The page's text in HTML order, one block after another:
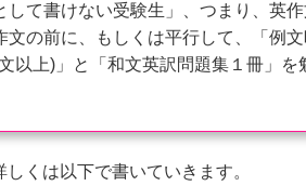
して書けない受験生」、つまり、英
文の前に、もしくは平行して、「例
以上)」と「和文英訳問題集１冊」を
くは以下で書いていきます。